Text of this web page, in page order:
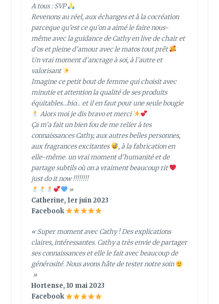
A tous : SVP
Revenons au réel, aux échanges et à la cocréation
parceque qu’est ce qu’on a aimé le faire nous-
même avec la guidance de Cathy en live de chair et
d’os et pleine d’amour avec le matos tout prêt
Un vrai moment d’ancrage à soi, à l’autre et
valorisant
Imagine ce petit bout de femme qui choisit avec
minutie et attention la qualité de ses produits
équitables…bio… et il en faut pour une seule bougie
Alors moi je dis bravo et merci
Ça m’a fait un bien fou de me relier à tes
connaissances Cathy, aux autres belles personnes,
aux fragrances excitantes
, à la fabrication en
elle-même. un vrai moment d’humanité et de
partage subtils où on a vraiment beaucoup rit
just do it now !!!!!!!!
»
Catherine, 1er juin 2023
Facebook
« Super moment avec Cathy ! Des explications
claires, intéressantes. Cathy a très envie de partager
ses connaissances et elle le fait avec beaucoup de
générosité. Nous avons hâte de tester notre soin
»
Hortense, 10 mai 2023
Facebook